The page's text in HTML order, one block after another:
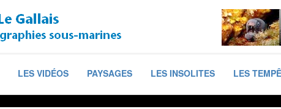
LES VIDÉOS PAYSAGES LES INSOLITES LES